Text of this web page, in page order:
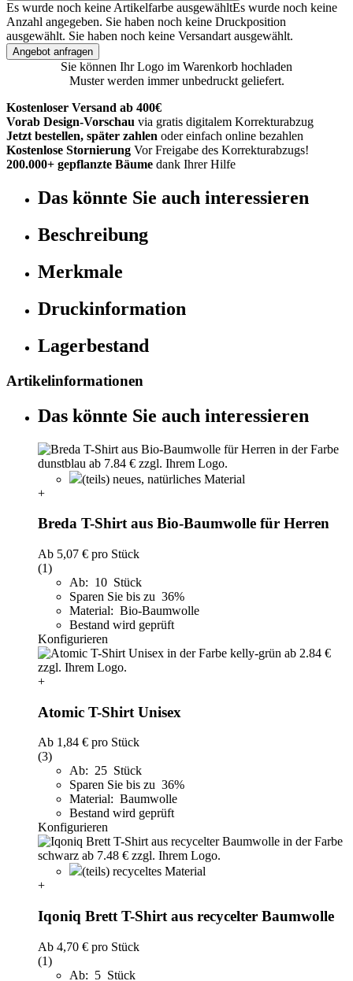
Es wurde noch keine Artikelfarbe ausgewähltEs wurde noch keine
Anzahl angegeben. Sie haben noch keine Druckposition
ausgewählt. Sie haben noch keine Versandart ausgewählt.
Angebot anfragen
Sie können Ihr Logo im Warenkorb hochladen
Muster werden immer unbedruckt geliefert.
Kostenloser Versand ab 400€
Vorab Design-Vorschau via gratis digitalem Korrekturabzug
Jetzt bestellen, später zahlen oder einfach online bezahlen
Kostenlose Stornierung Vor Freigabe des Korrekturabzugs!
200.000+ gepflanzte Bäume dank Ihrer Hilfe
Das könnte Sie auch interessieren
Beschreibung
Merkmale
Druckinformation
Lagerbestand
Artikelinformationen
Das könnte Sie auch interessieren
(teils) neues, natürliches Material
+
Breda T-Shirt aus Bio-Baumwolle für Herren
Ab 5,07 € pro Stück
(1)
Ab: 10 Stück
Sparen Sie bis zu 36%
Material: Bio-Baumwolle
Bestand wird geprüft
Konfigurieren
+
Atomic T-Shirt Unisex
Ab 1,84 € pro Stück
(3)
Ab: 25 Stück
Sparen Sie bis zu 36%
Material: Baumwolle
Bestand wird geprüft
Konfigurieren
(teils) recyceltes Material
+
Iqoniq Brett T-Shirt aus recycelter Baumwolle
Ab 4,70 € pro Stück
(1)
Ab: 5 Stück